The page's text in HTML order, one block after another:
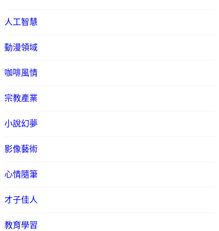
人工智慧
動漫領域
咖啡風情
宗教產業
小說幻夢
影像藝術
心情隨筆
才子佳人
教育學習